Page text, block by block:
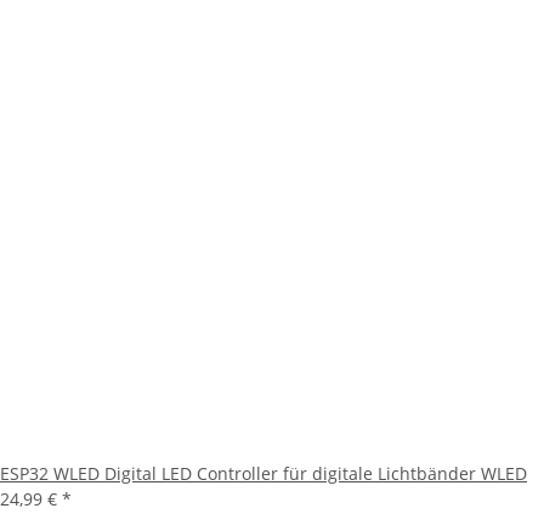
ESP32 WLED Digital LED Controller für digitale Lichtbänder WLED
24,99 € *